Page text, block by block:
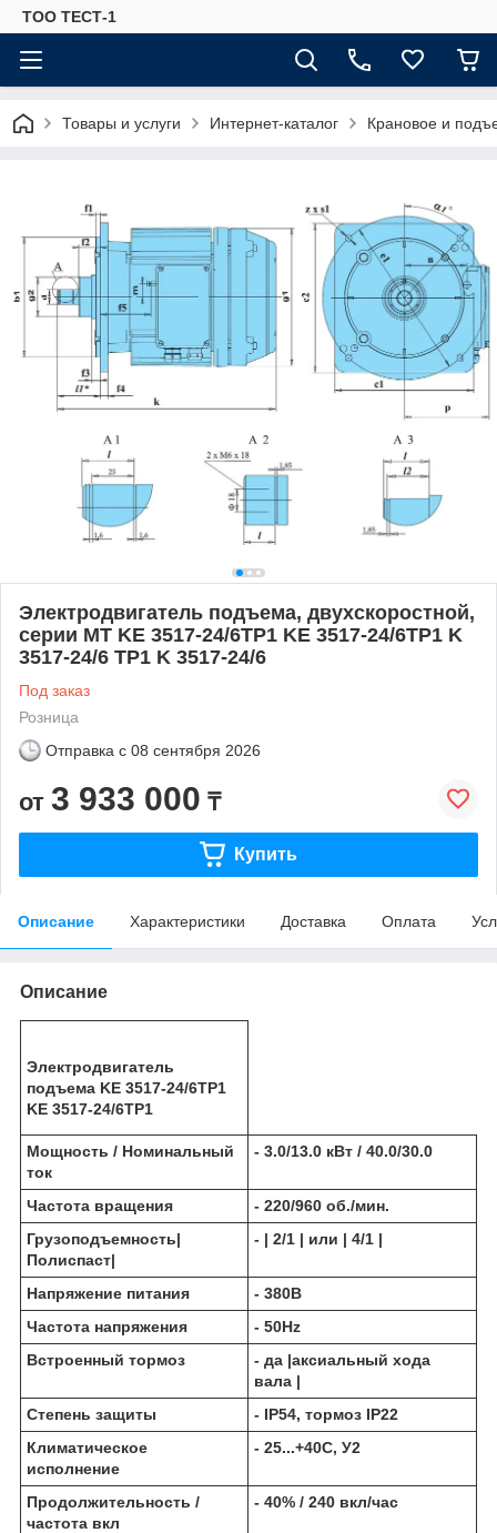
ТОО ТЕСТ-1
Товары и услуги Интернет-каталог Крановое и
Электродвигатель подъема, двухскоростной,
серии MT KE 3517-24/6ТР1 KE 3517-24/6TP1 K
3517-24/6 ТР1 K 3517-24/6
Под заказ
Розница
Отправка с 08 сентября 2026
от 3 933 000 ₸
Купить
Описание Характеристики Доставка Оплата
Описание
Электродвигатель
подъема KE 3517-24/6ТР1
KE 3517-24/6TP1
Мощность / Номинальный
ток
- 3.0/13.0 кВт / 40.0/30.0
Частота вращения
- 220/960 об./мин.
Грузоподъемность|
Полиспаст|
- | 2/1 | или | 4/1 |
Напряжение питания
- 380В
Частота напряжения
- 50Hz
Встроенный тормоз
- да |аксиальный хода
вала |
Степень защиты
- IP54, тормоз IP22
Климатическое
исполнение
- 25...+40С, У2
Продолжительность /
частота вкл
- 40% / 240 вкл/час